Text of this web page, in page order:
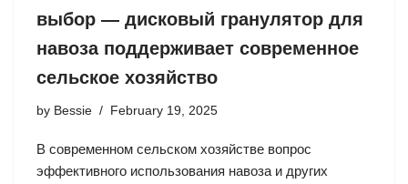
выбор — дисковый гранулятор для
навоза поддерживает современное
сельское хозяйство
by Bessie February 19, 2025
В современном сельском хозяйстве вопрос
эффективного использования навоза и других